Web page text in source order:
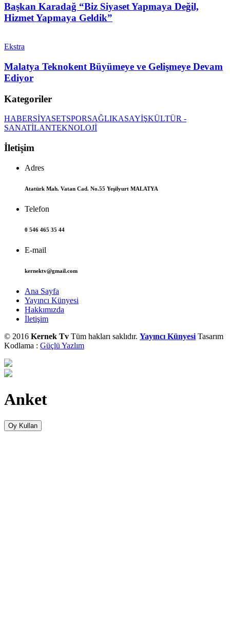
Başkan Karadağ “Biz Siyaset Yapmaya Değil,
Hizmet Yapmaya Geldik”
Ekstra
Malatya Teknokent Büyümeye ve Gelişmeye Devam
Ediyor
Kategoriler
HABERSİYASETSPORSAĞLIKASAYİŞKÜLTÜR -
SANATİLANTEKNOLOJİ
İletişim
Adres
Atatürk Mah. Vatan Cad. No.55 Yeşilyurt MALATYA
Telefon
0 546 465 35 44
E-mail
kernektv@gmail.com
Ana Sayfa
Yayıncı Künyesi
Hakkımızda
İletişim
© 2016 Kernek Tv Tüm hakları saklıdır. Yayıncı Künyesi Tasarım
Kodlama : Güçlü Yazlım
Anket